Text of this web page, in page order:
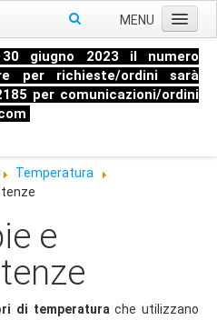
MENU
giugno 2023 il numero
per richieste/ordini sarà
per comunicazioni/ordini
Temperatura
e
di temperatura che utilizzano